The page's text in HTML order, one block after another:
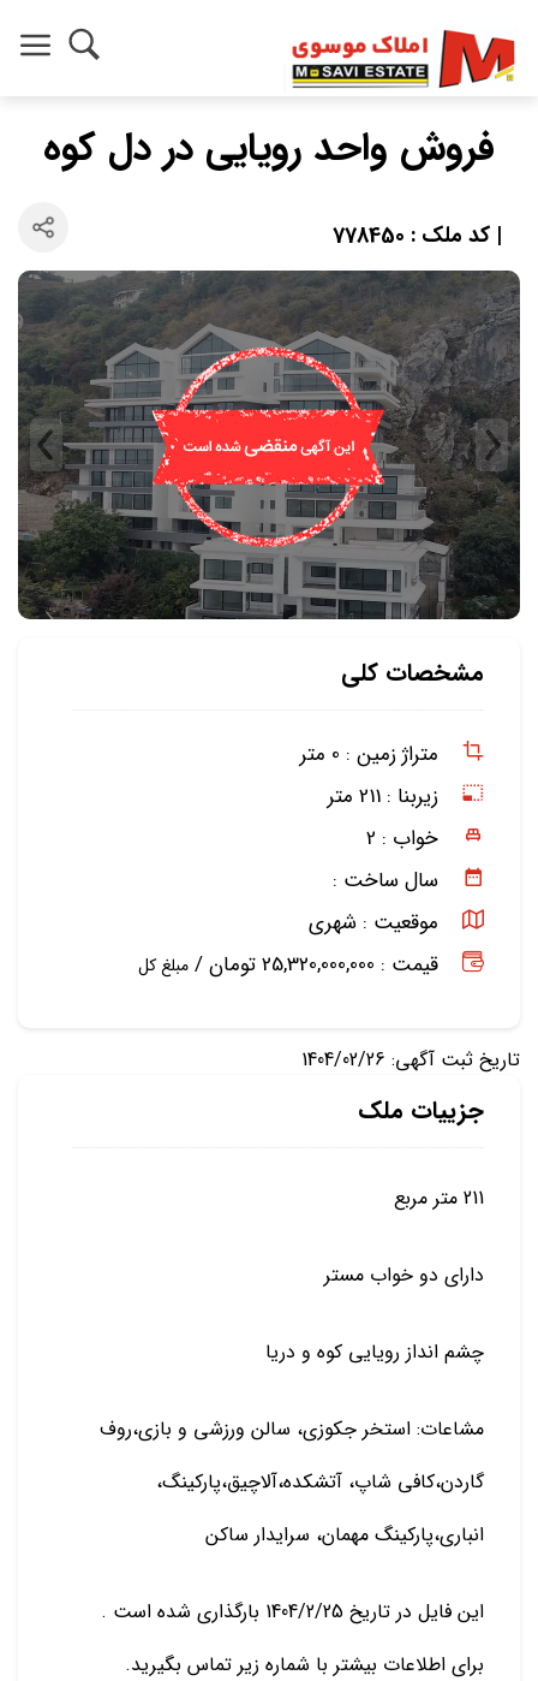
فروش واحد رویایی در دل کوه
| کد ملک : 778450
مشخصات کلی
متراژ زمین : 0 متر
زیربنا : 211 متر
خواب : 2
سال ساخت :
موقعیت : شهری
قیمت : 25,320,000,000 تومان /
مبلغ کل
تاریخ ثبت آگهی: 1404/02/26
جزییات ملک
211 متر مربع
دارای دو خواب مستر
چشم انداز رویایی کوه و دریا
مشاعات: استخر جکوزی، سالن ورزشی و بازی،روف
گاردن،کافی شاپ، آتشکده،آلاچیق،پارکینگ،
انباری،پارکینگ مهمان، سرایدار ساکن
این فایل در تاریخ 1404/2/25 بارگذاری شده است .
برای اطلاعات بیشتر با شماره زیر تماس بگیرید.